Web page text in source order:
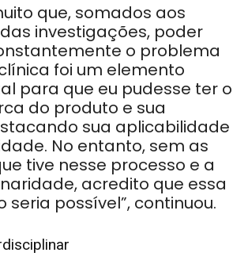
que, somados aos
investigações, poder
o problema
foi um elemento
para que eu pudesse ter o
do produto e sua
sua aplicabilidade
No entanto, sem as
tive nesse processo e a
acredito que essa
seria possível”, continuou.